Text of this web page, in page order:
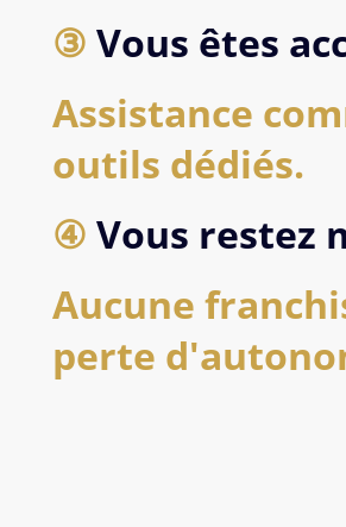
③ Vous êtes
Assistance
outils dédiés.
④ Vous restez
Aucune
perte